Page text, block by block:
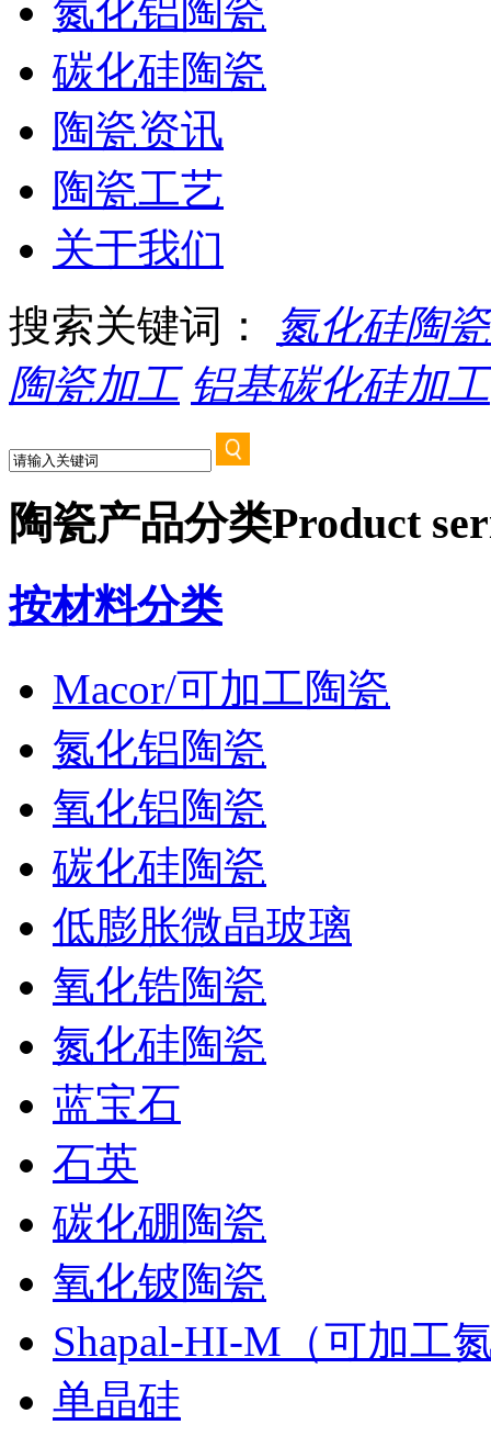
氮化铝陶瓷
碳化硅陶瓷
陶瓷资讯
陶瓷工艺
关于我们
搜索关键词：
氮化硅陶
陶瓷加工 铝基碳化硅加工
陶瓷产品分类Product
按材料分类
Macor/可加工陶瓷
氮化铝陶瓷
氧化铝陶瓷
碳化硅陶瓷
低膨胀微晶玻璃
氧化锆陶瓷
氮化硅陶瓷
蓝宝石
石英
碳化硼陶瓷
氧化铍陶瓷
Shapal-HI-M（可加工
单晶硅